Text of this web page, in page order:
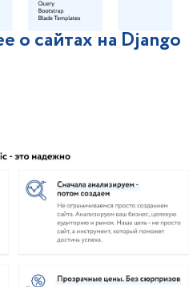
о сайтах на Django